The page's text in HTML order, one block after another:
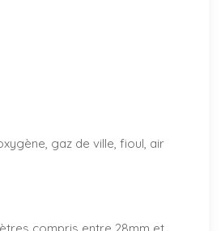
gaz de ville, fioul, air